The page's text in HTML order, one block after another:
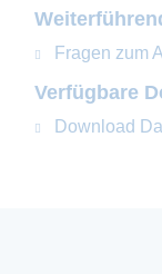
Fragen zum
Verfügbare
Download